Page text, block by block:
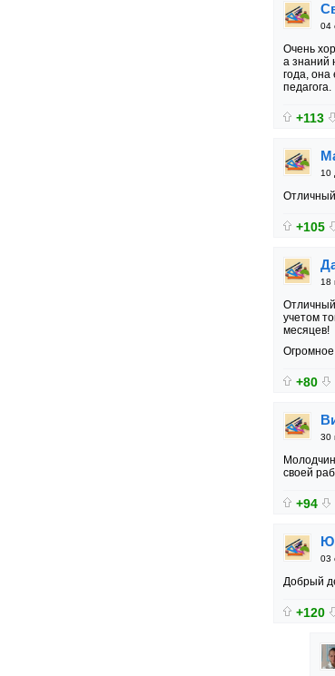
04
Очень
а знаний
года, она
педагога.
+113
10
+105
18
учетом
месяцев!
+80
30
своей
+94
03
Добрый
+120